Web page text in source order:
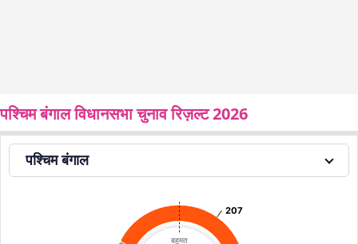
पश्चिम बंगाल विधानसभा चुनाव रिज़ल्ट 2026